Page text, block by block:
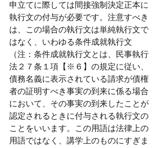
申立てに際しては間接強制決定正本に
執行文の付与が必要です。注意すべき
は、この場合の執行文は単純執行文で
はなく、いわゆる条件成就執行文
（注：条件成就執行文とは、民事執行
法２７条１項【※６】の規定に従い、
債務名義に表示されている請求が債権
者の証明すべき事実の到来に係る場合
において、その事実の到来したことが
認定されるときに付与される執行文の
ことをいいます。この用語は法律上の
用語ではなく、講学上のものにすぎま